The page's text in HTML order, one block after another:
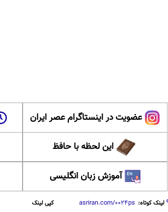
عضویت در اینستاگرام عصر ایران
این لحظه با حافظ
آموزش زبان انگلیسی
لینک کوتاه: کپی لینک